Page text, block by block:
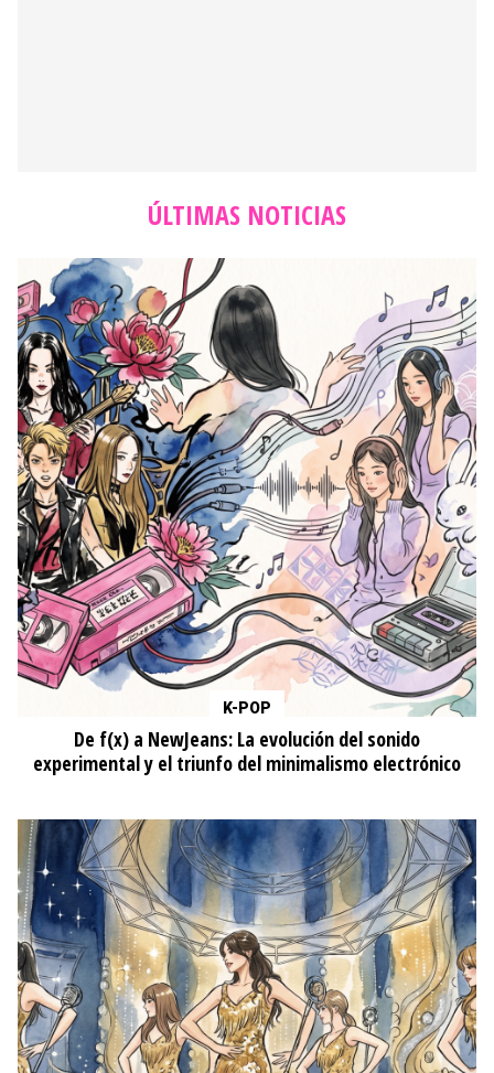
ÚLTIMAS NOTICIAS
K-POP
De f(x) a NewJeans: La evolución del sonido
experimental y el triunfo del minimalismo electrónico